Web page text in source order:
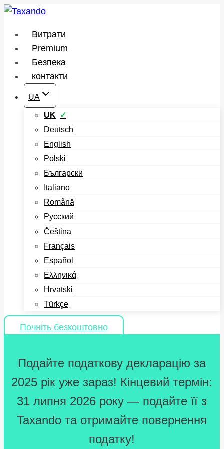
Перейти
вмісту
Витрати
Premium
Безпека
контакти
UA
UK
Deutsch
English
Polski
Български
Italiano
Română
Русский
Čeština
Français
Español
Ελληνικά
Hrvatski
Türkçe
Почніть безкоштовно
Подайте податкову декларацію за
2025 рік уже зараз! Кінцевий термін:
31 липня 2026 року — подайте її з
Taxando та отримайте повернення
податку!